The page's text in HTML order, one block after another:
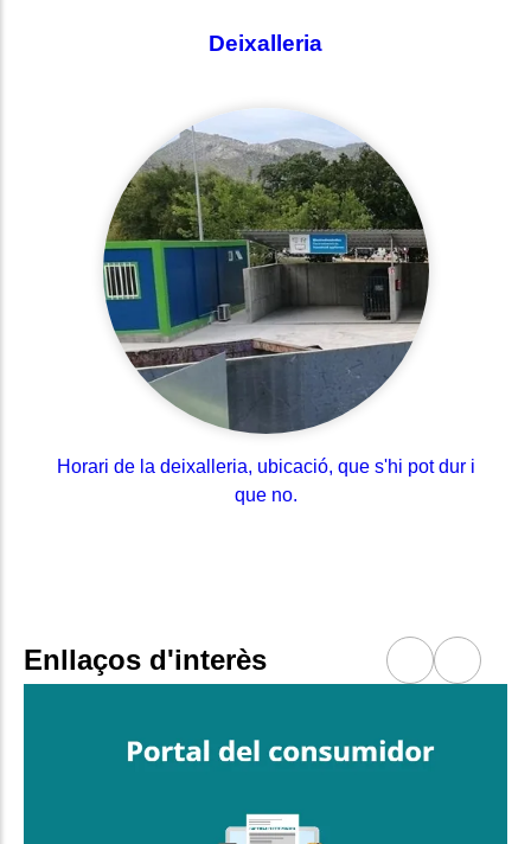
Deixalleria
Horari de la deixalleria, ubicació, que s'hi pot dur i
que no.
Enllaços d'interès